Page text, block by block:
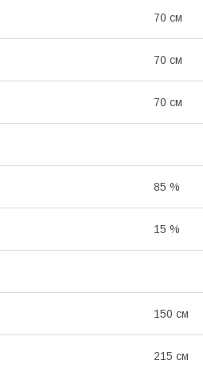
70 см
70 см
70 см
85 %
15 %
150 см
215 см